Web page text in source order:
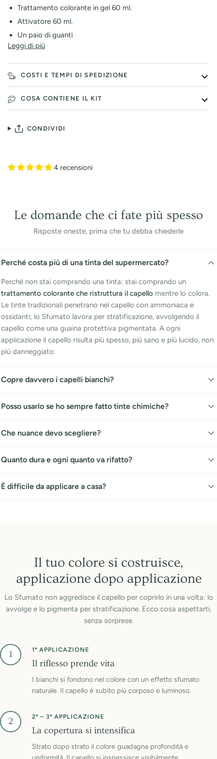
Trattamento colorante in gel 60 ml.
Attivatore 60 ml.
Un paio di guanti
Leggi di più
COSTI E TEMPI DI SPEDIZIONE
COSA CONTIENE IL KIT
CONDIVIDI
4 recensioni
Le domande che ci fate più spesso
Risposte oneste, prima che tu debba chiederle
Perché costa più di una tinta del supermercato?
Perché non stai comprando una tinta: stai comprando un
trattamento colorante che ristruttura il capello mentre lo colora.
Le tinte tradizionali penetrano nel capello con ammoniaca e
ossidanti; lo Sfumato lavora per stratificazione, avvolgendo il
capello come una guaina protettiva pigmentata. A ogni
applicazione il capello risulta più spesso, più sano e più lucido, non
più danneggiato.
Copre davvero i capelli bianchi?
Posso usarlo se ho sempre fatto tinte chimiche?
Che nuance devo scegliere?
Quanto dura e ogni quanto va rifatto?
È difficile da applicare a casa?
Il tuo colore si costruisce,
applicazione dopo applicazione
Lo Sfumato non aggredisce il capello per coprirlo in una volta: lo
avvolge e lo pigmenta per stratificazione. Ecco cosa aspettarti,
senza sorprese.
1 1ª APPLICAZIONE
Il riflesso prende vita
I bianchi si fondono nel colore con un effetto sfumato
naturale. Il capello è subito più corposo e luminoso.
2 2ª – 3ª APPLICAZIONE
La copertura si intensifica
Strato dopo strato il colore guadagna profondità e